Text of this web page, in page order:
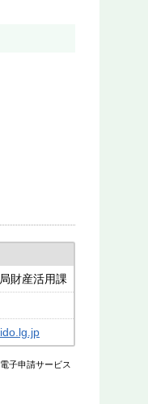
財産活用課
子申請サービス